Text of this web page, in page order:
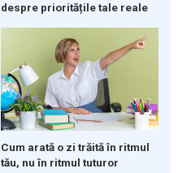
despre prioritățile tale reale
Cum arată o zi trăită în ritmul
tău, nu în ritmul tuturor